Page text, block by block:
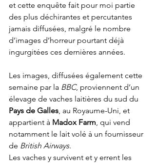
et cette enquête fait pour moi partie
des plus déchirantes et percutantes
jamais diffusées, malgré le nombre
d’images d’horreur pourtant déjà
ingurgitées ces dernières années.
Les images, diffusées également cette
semaine par la BBC, proviennent d’un
élevage de vaches laitières du sud du
Pays de Galles, au Royaume-Uni, et
appartient à Madox Farm, qui vend
notamment le lait volé à un fournisseur
de British Airways.
Les vaches y survivent et y errent les